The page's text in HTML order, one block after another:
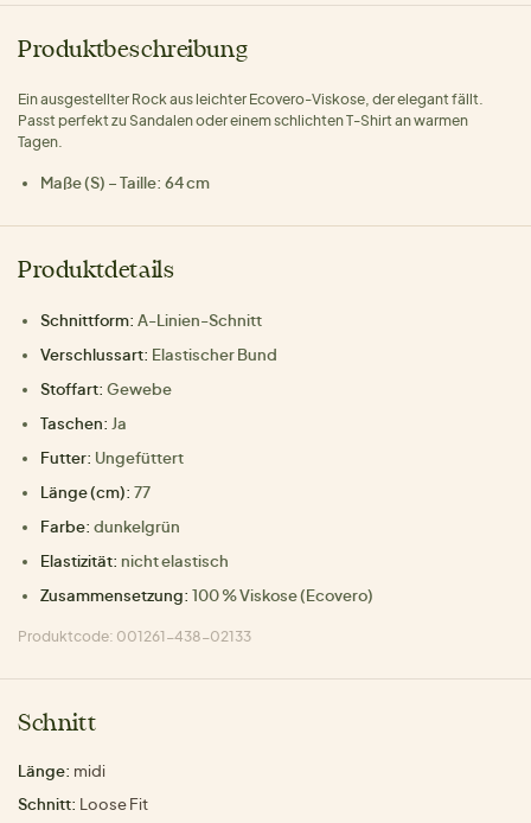
Produktbeschreibung
Ein ausgestellter Rock aus leichter Ecovero-Viskose, der elegant fällt.
Passt perfekt zu Sandalen oder einem schlichten T-Shirt an warmen
Tagen.
Maße (S) – Taille: 64 cm
Produktdetails
Schnittform: A-Linien-Schnitt
Verschlussart: Elastischer Bund
Stoffart: Gewebe
Taschen: Ja
Futter: Ungefüttert
Länge (cm): 77
Farbe: dunkelgrün
Elastizität: nicht elastisch
Zusammensetzung: 100 % Viskose (Ecovero)
Produktcode: 001261-438-02133
Schnitt
Länge: midi
Schnitt: Loose Fit